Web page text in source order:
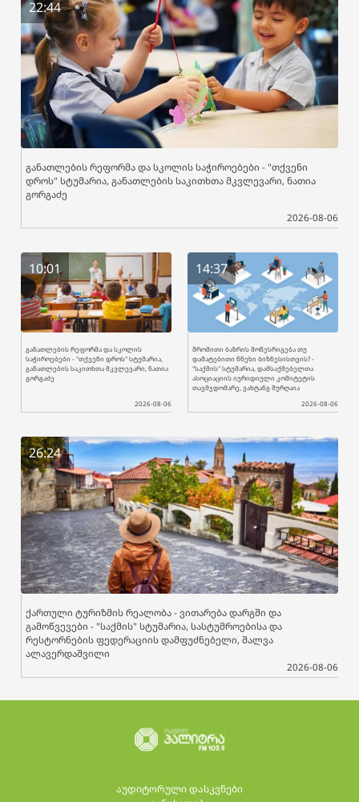
22:44
განათლების რეფორმა და სკოლის საჭიროებები - "თქვენი
დროს" სტუმარია, განათლების საკითხთა მკვლევარი, ნათია
გორგაძე
2026-08-06
10:01
განათლების რეფორმა და სკოლის
საჭიროებები - "თქვენი დროს" სტუმარია,
განათლების საკითხთა მკვლევარი, ნათია
გორგაძე
2026-08-06
14:37
შრომითი ბაზრის მოწესრიგება თუ
დამატებითი წნეხი ბიზნესისთვის? -
"საქმის" სტუმარია, დამსაქმებელთა
ასოციაციის იურიდიული კომიტეტის
თავმჯდომარე, ვახტანგ შურღაია
2026-08-06
26:24
ქართული ტურიზმის რეალობა - ვითარება დარგში და
გამოწვევები - "საქმის" სტუმარია, სასტუმროებისა და
რესტორნების ფედერაციის დამფუძნებელი, შალვა
ალავერდაშვილი
2026-08-06
აუდიტორული დასკვნები